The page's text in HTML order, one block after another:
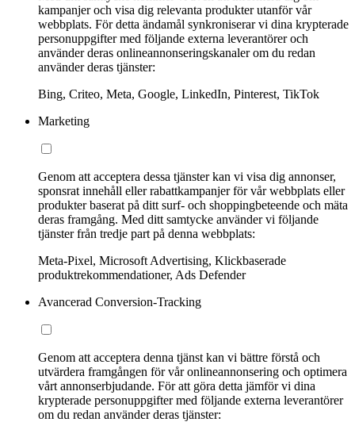
kampanjer och visa dig relevanta produkter utanför vår
webbplats. För detta ändamål synkroniserar vi dina krypterade
personuppgifter med följande externa leverantörer och
använder deras onlineannonseringskanaler om du redan
använder deras tjänster:
Bing, Criteo, Meta, Google, LinkedIn, Pinterest, TikTok
Marketing
Genom att acceptera dessa tjänster kan vi visa dig annonser,
sponsrat innehåll eller rabattkampanjer för vår webbplats eller
produkter baserat på ditt surf- och shoppingbeteende och mäta
deras framgång. Med ditt samtycke använder vi följande
tjänster från tredje part på denna webbplats:
Meta-Pixel, Microsoft Advertising, Klickbaserade
produktrekommendationer, Ads Defender
Avancerad Conversion-Tracking
Genom att acceptera denna tjänst kan vi bättre förstå och
utvärdera framgången för vår onlineannonsering och optimera
vårt annonserbjudande. För att göra detta jämför vi dina
krypterade personuppgifter med följande externa leverantörer
om du redan använder deras tjänster: